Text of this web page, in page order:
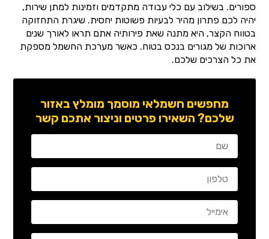
ספורים. בשילוב עם כלי עבודה מתקדמים וזמינות למתן שירות,
יהיה לכם פתרון מהיר לבעיות פשוטות יחסית. שיגרת התחזוקה
בטווח הקצר, היא מתנה שאת פירותיה אתם תראו לאורך שנים
ארוכות של מגורים בנכס בטוח. כאשר מערכת החשמל מספקת
את כל הצרכים שלכם.
מחפשים חשמלאי מוסמך מומלץ באזור
שלכם? השאירו פרטים וניצור אתכם קשר